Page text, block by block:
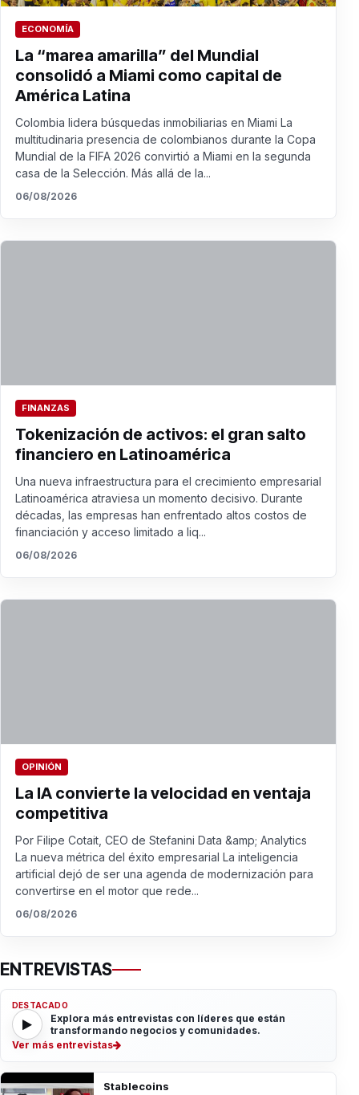
ECONOMÍA
La “marea amarilla” del Mundial
consolidó a Miami como capital de
América Latina
Colombia lidera búsquedas inmobiliarias en Miami La
multitudinaria presencia de colombianos durante la Copa
Mundial de la FIFA 2026 convirtió a Miami en la segunda
casa de la Selección. Más allá de la...
06/08/2026
FINANZAS
Tokenización de activos: el gran salto
financiero en Latinoamérica
Una nueva infraestructura para el crecimiento empresarial
Latinoamérica atraviesa un momento decisivo. Durante
décadas, las empresas han enfrentado altos costos de
financiación y acceso limitado a liq...
06/08/2026
OPINIÓN
La IA convierte la velocidad en ventaja
competitiva
Por Filipe Cotait, CEO de Stefanini Data &amp; Analytics
La nueva métrica del éxito empresarial La inteligencia
artificial dejó de ser una agenda de modernización para
convertirse en el motor que rede...
06/08/2026
ENTREVISTAS
DESTACADO
Explora más entrevistas con líderes que están
transformando negocios y comunidades.
Ver más entrevistas
Stablecoins